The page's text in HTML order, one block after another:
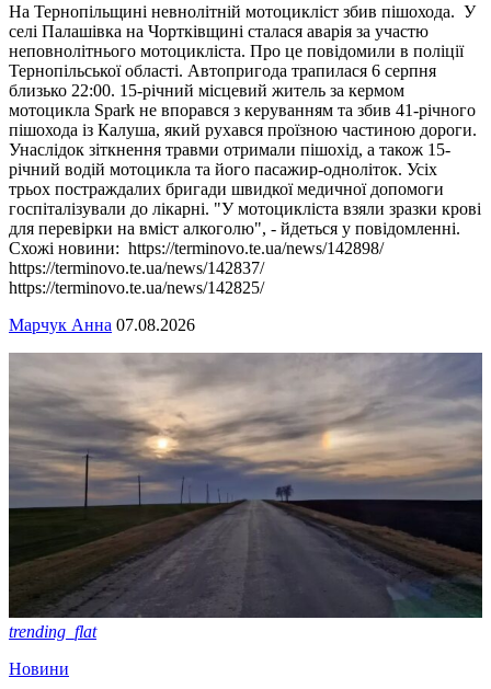
На Тернопільщині невнолітній мотоцикліст збив пішохода. У
селі Палашівка на Чортківщині сталася аварія за участю
неповнолітнього мотоцикліста. Про це повідомили в поліції
Тернопільської області. Автопригода трапилася 6 серпня
близько 22:00. 15-річний місцевий житель за кермом
мотоцикла Spark не впорався з керуванням та збив 41-річного
пішохода із Калуша, який рухався проїзною частиною дороги.
Унаслідок зіткнення травми отримали пішохід, а також 15-
річний водій мотоцикла та його пасажир-одноліток. Усіх
трьох постраждалих бригади швидкої медичної допомоги
госпіталізували до лікарні. "У мотоцикліста взяли зразки крові
для перевірки на вміст алкоголю", - йдеться у повідомленні.
Схожі новини: https://terminovo.te.ua/news/142898/
https://terminovo.te.ua/news/142837/
https://terminovo.te.ua/news/142825/
Марчук Анна 07.08.2026
trending_flat
Новини